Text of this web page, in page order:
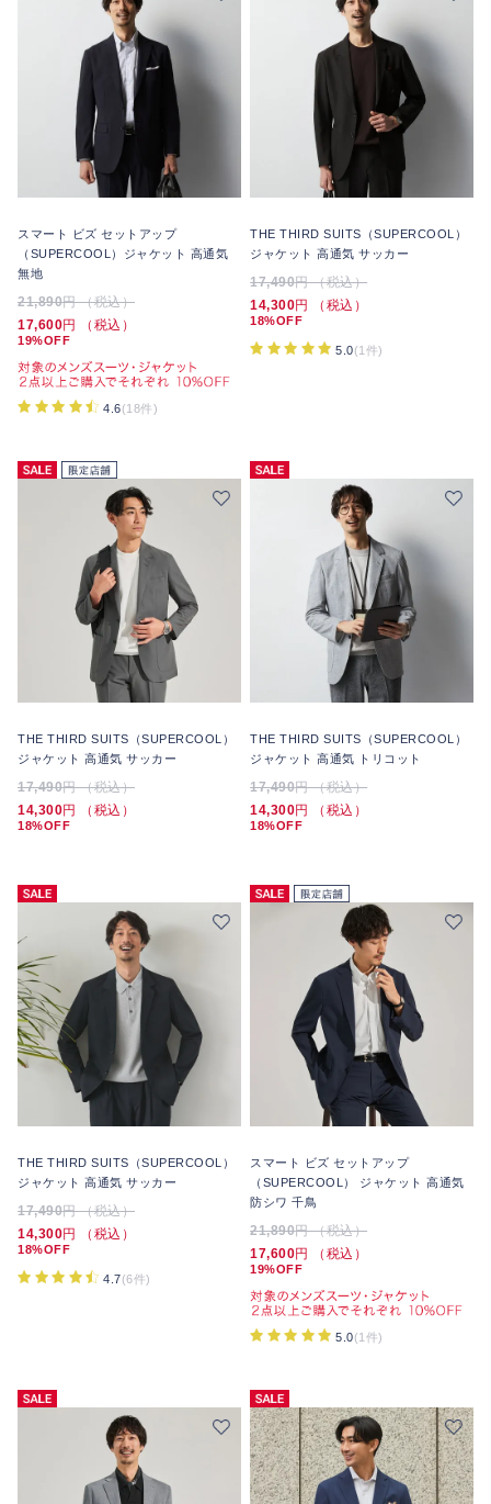
スマート ビズ セットアップ
（SUPERCOOL）ジャケット 高通気
無地
21,890円 （税込）
17,600円 （税込）
19%OFF
4.6(18件)
THE THIRD SUITS（SUPERCOOL）
ジャケット 高通気 サッカー
17,490円 （税込）
14,300円 （税込）
18%OFF
5.0(1件)
THE THIRD SUITS（SUPERCOOL）
ジャケット 高通気 サッカー
17,490円 （税込）
14,300円 （税込）
18%OFF
THE THIRD SUITS（SUPERCOOL）
ジャケット 高通気 トリコット
17,490円 （税込）
14,300円 （税込）
18%OFF
THE THIRD SUITS（SUPERCOOL）
ジャケット 高通気 サッカー
17,490円 （税込）
14,300円 （税込）
18%OFF
4.7(6件)
スマート ビズ セットアップ
（SUPERCOOL） ジャケット 高通気
防シワ 千鳥
21,890円 （税込）
17,600円 （税込）
19%OFF
5.0(1件)